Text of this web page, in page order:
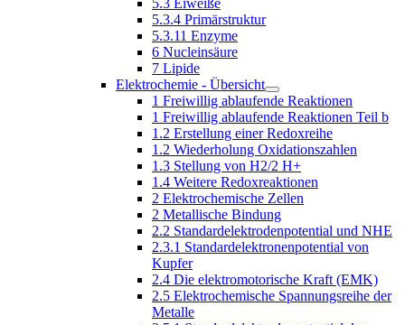
5.3 Eiweiße
5.3.4 Primärstruktur
5.3.11 Enzyme
6 Nucleinsäure
7 Lipide
Elektrochemie - Übersicht
1 Freiwillig ablaufende Reaktionen
1 Freiwillig ablaufende Reaktionen Teil b
1.2 Erstellung einer Redoxreihe
1.2 Wiederholung Oxidationszahlen
1.3 Stellung von H2/2 H+
1.4 Weitere Redoxreaktionen
2 Elektrochemische Zellen
2 Metallische Bindung
2.2 Standardelektrodenpotential und NHE
2.3.1 Standardelektronenpotential von
Kupfer
2.4 Die elektromotorische Kraft (EMK)
2.5 Elektrochemische Spannungsreihe der
Metalle